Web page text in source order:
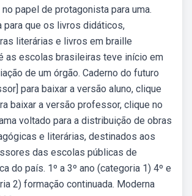
papel de protagonista para uma.
para que os livros didáticos,
literárias e livros em braille
as escolas brasileiras teve início em
de um órgão. Caderno do futuro
para baixar a versão aluno, clique
baixar a versão professor, clique no
voltado para a distribuição de obras
e literárias, destinados aos
das escolas públicas de
do país. 1º a 3º ano (categoria 1) 4º e
2) formação continuada. Moderna